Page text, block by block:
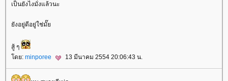
เป็นยังไงมั่งแล้วนะ
ังอยู่ดีอยู่ใช่มั๊
สู้ ๆ
ดย: minporee 13 มีนาคม 2554 20:06:43 น.